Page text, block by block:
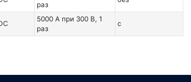
раз
5000 А при 300 В, 1
раз
с